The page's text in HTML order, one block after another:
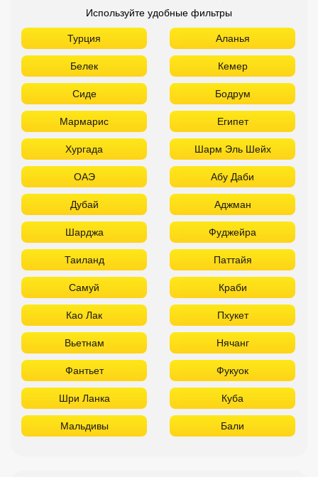
Используйте удобные фильтры
Турция Аланья
Белек Кемер
Сиде Бодрум
Мармарис Египет
Хургада Шарм Эль Шейх
ОАЭ Абу Даби
Дубай Аджман
Шарджа Фуджейра
Таиланд Паттайя
Самуй Краби
Као Лак Пхукет
Вьетнам Нячанг
Фантьет Фукуок
Шри Ланка Куба
Мальдивы Бали